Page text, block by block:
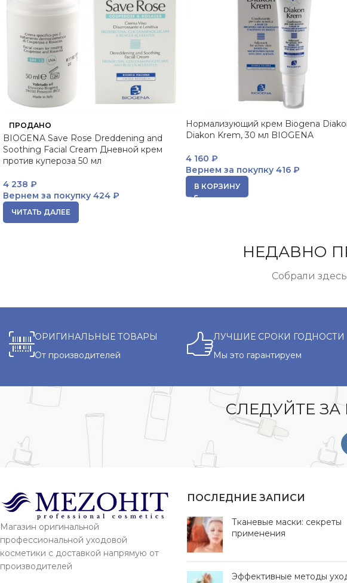
ПРОДАНО
BIOGENA Save Rose Dreddening and
Soothing Facial Cream Дневной крем
против купероза 50 мл
4 238 ₽
Вернем за покупку 424 ₽
ЧИТАТЬ ДАЛЕЕ
Нормализующий крем Biogena
Diakon Krem, 30 мл BIOGENA
4 160 ₽
Вернем за покупку416 ₽
В КОРЗИНУ
НЕДАВНО
Собрали
ОРИГИНАЛЬНЫЕ ТОВАРЫ
От производителей
ЛУЧШИЕ СРОКИ ГОДНОСТИ
Мы это гарантируем
СЛЕДУЙТЕ
Магазин оригинальной
профессиональной уходовой
косметики с доставкой напрямую от
производителей
ПОСЛЕДНИЕ ЗАПИСИ
Тканевые маски: секреты
применения
Эффективные методы